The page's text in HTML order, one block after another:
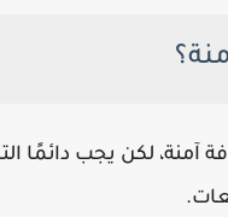
آمنة، لكن يجب دائمًا